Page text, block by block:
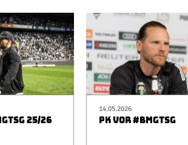
25/26
14.05.2026
PK VOR #BMGTSG